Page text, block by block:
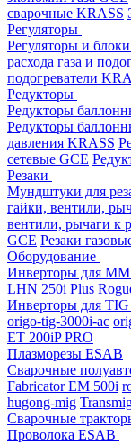
сварочные KRASS
Регуляторы
Регуляторы и
расхода газа и
подогреватели
Редукторы
Редукторы
Редукторы
давления KRASS
сетевые GCE
Резаки
Мундштуки для
гайки, вентили,
вентили, рычаги к
GCE Резаки
Оборудование
Инверторы для
LHN 250i Plus
Инверторы для TIG
origo-tig-3000i-ac
ET 200iP PRO
Плазморезы ESAB
Сварочные
Fabricator EM 500i
hugong-mig
Сварочные
Проволока ESAB